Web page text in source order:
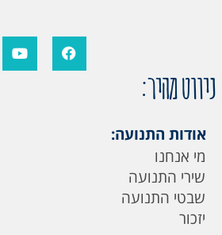
ניווט מהיר:
אודות התנועה:
מי אנחנו
שירי התנועה
שבטי התנועה
יזכור